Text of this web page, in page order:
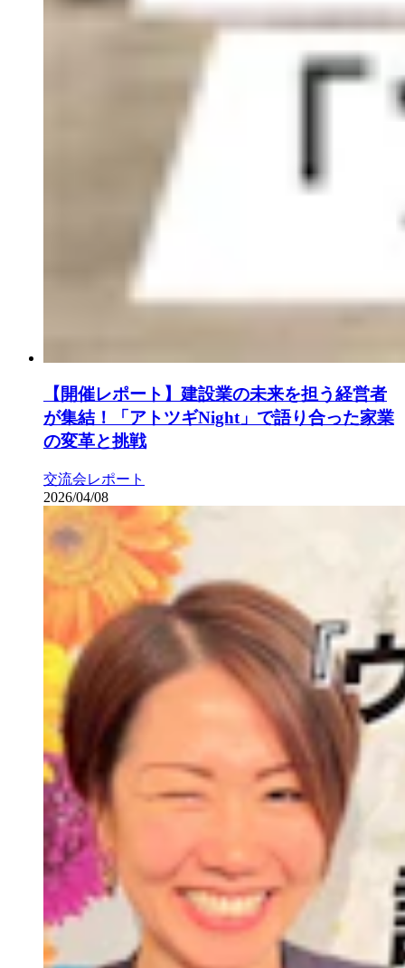
【開催レポート】建設業の未来を担う経営者
が集結！「アトツギNight」で語り合った家業
の変革と挑戦
交流会レポート
2026/04/08